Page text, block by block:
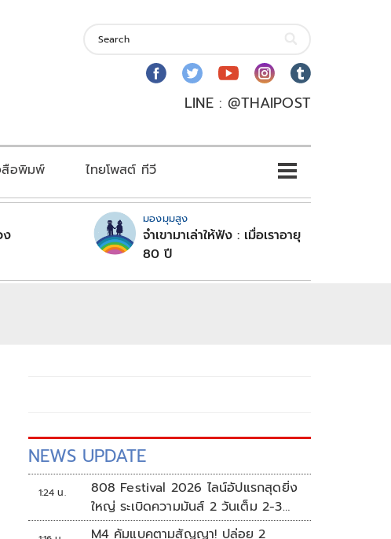
LINE : @THAIPOST
อพิมพ์ ไทยโพสต์ ทีวี
ง
มองมุมสูง
จำเขามาเล่าให้ฟัง : เมื่อเราอายุ
80 ปี
NEWS UPDATE
1:24 น.
808 Festival 2026 ไลน์อัปแรกสุดยิ่ง
ใหญ่ ระเบิดความมันส์ 2 วันเต็ม 2-3
ต.ค.นี้
M4 คัมแบคตามสัญญา! ปล่อย 2